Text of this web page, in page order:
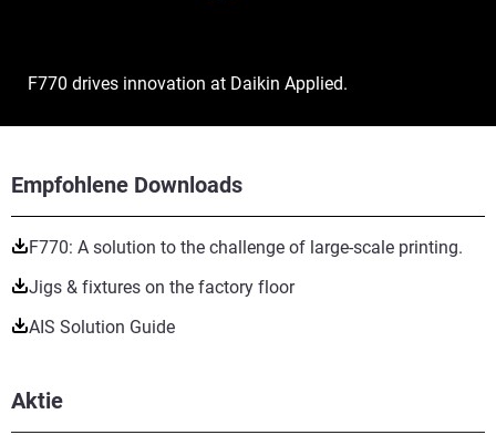
Empfohlene Downloads
F770: A solution to the challenge of large-scale printing.
Jigs & fixtures on the factory floor
AIS Solution Guide
Aktie
F770 drives innovation at Daikin Applied.